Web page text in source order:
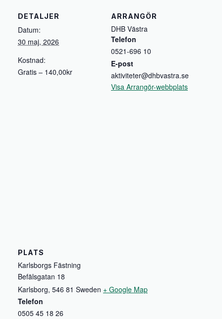
DETALJER
Datum:
30 maj, 2026
Kostnad:
Gratis – 140,00kr
ARRANGÖR
DHB Västra
Telefon
0521-696 10
E-post
aktiviteter@dhbvastra.se
Visa Arrangör-webbplats
PLATS
Karlsborgs Fästning
Befälsgatan 18
Karlsborg, 546 81 Sweden + Google Map
Telefon
0505 45 18 26